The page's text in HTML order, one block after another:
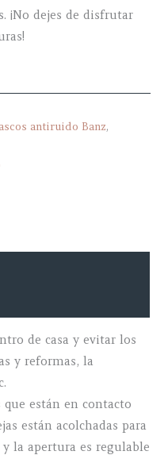
¡No dejes de disfrutar
antiruido Banz,
de casa y evitar los
y reformas, la
que están en contacto
están acolchadas para
la apertura es regulable